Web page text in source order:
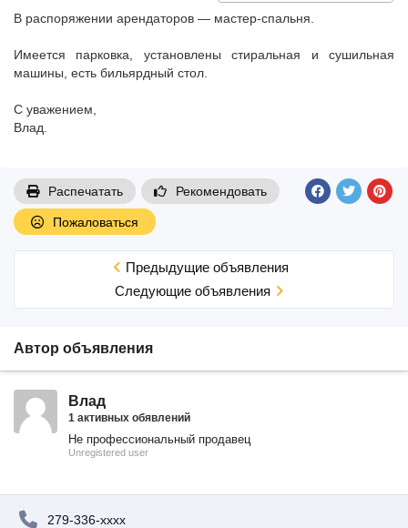
В распоряжении арендаторов — мастер-спальня.
Имеется парковка, установлены стиральная и сушильная
машины, есть бильярдный стол.
С уважением,
Влад.
Распечатать Рекомендовать
Пожаловаться
Предыдущие объявления
Cледующие объявления
Автор объявления
Влад
1 активных обявлений
Не профессиональный продавец
Unregistered user
279-336-xxxx